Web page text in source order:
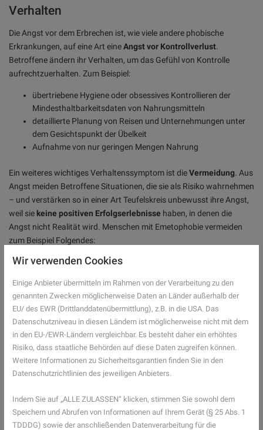
Verhalten
Die Angst vor dem Erbrechen ist, wie viele andere phobische
Erkrankungen, auf eine Art eineAngst vor Kontrollverlust.
Betroffene ändern ihr Verhalten, um das Gefühl von Kontrolle
aufrechtzuerhalten. Zum Beispiel:
übertriebene Hygiene oder obsessives Kontrollieren der
Mindesthaltbarkeitsdaten von Nahrungsmitteln
detaillierte Planung von Reisen und Unternehmungen unter
dem Gesichtspunkt der Übelkeit
Aufnahme von nur geringen Mengen Nahrung
Ein weiteres wichtiges Verhaltenssymptom ist dieVermeidung. Aus
Angst meiden Betroffene Situationen, die sie als Risiko wahrnehmen
– und verstärken so in einer Art Teufelskreis unbewusst ihre Angst,
weil sie keine positiven Erfolgserlebnisse haben, in denen die
Angst nicht Realität wird. Menschen mit Emetophobie vermeiden
zum Beispiel Folgendes:
Reisen oder Freizeitaktivitäten
generell
Events, bei denenAlkohol getrunkenwird
Schwangerschaft (vermieden oder beendet)
Narkose trotz medizinischer Notwendigkeit
Sie haben Fragen zum Thema Emetophobie oder
und -Expertinnen aus Ihrer Region beraten Sie
gerne. Hier gelangen Sie zur Expertensuche.
Wir verwenden Cookies
Einige Anbieter übermitteln im Rahmen von der Verarbeitung zu den
genannten Zwecken möglicherweise Daten an Länder außerhalb der
EU/ des EWR (Drittlanddatenübermittlung), z.B. in die USA. Das
Datenschutzniveau in diesen Ländern ist möglicherweise nicht mit dem
in den EU-/EWR-Ländern vergleichbar. Es besteht daher ein erhöhtes
Risiko, dass staatliche Behörden auf diese Daten zugreifen können.
Weitere Informationen zu Sicherheitsgarantien finden Sie in den
Datenschutzrichtlinien des jeweiligen Anbieters.
Indem Sie auf „ALLE ZULASSEN“ klicken, stimmen Sie sowohl dem
Speichern und Abrufen von Informationen auf Ihrem Gerät (§ 25 Abs. 1
TDDDG) sowie der anschließenden Datenverarbeitung für die